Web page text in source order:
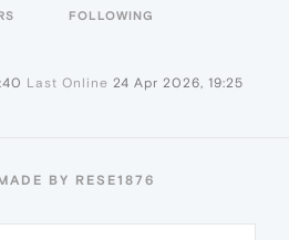
FOLLOWING
Last Online 24 Apr 2026, 19:25
BY RESE1876